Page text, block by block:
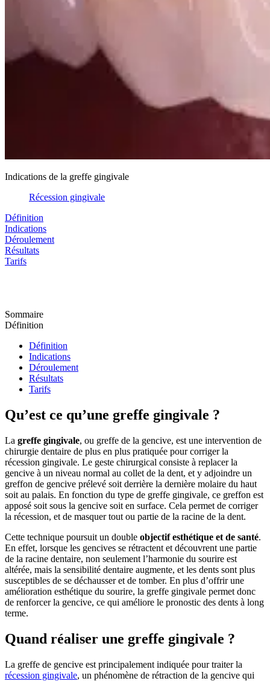
Indications de la greffe gingivale
Récession gingivale
Définition
Indications
Déroulement
Résultats
Tarifs
Sommaire
Définition
Définition
Indications
Déroulement
Résultats
Tarifs
Qu’est ce qu’une greffe gingivale ?
La greffe gingivale, ou greffe de la gencive, est une intervention de
chirurgie dentaire de plus en plus pratiquée pour corriger la
récession gingivale. Le geste chirurgical consiste à replacer la
gencive à un niveau normal au collet de la dent, et y adjoindre un
greffon de gencive prélevé soit derrière la dernière molaire du haut
soit au palais. En fonction du type de greffe gingivale, ce greffon est
apposé soit sous la gencive soit en surface. Cela permet de corriger
la récession, et de masquer tout ou partie de la racine de la dent.
Cette technique poursuit un double objectif esthétique et de santé.
En effet, lorsque les gencives se rétractent et découvrent une partie
de la racine dentaire, non seulement l’harmonie du sourire est
altérée, mais la sensibilité dentaire augmente, et les dents sont plus
susceptibles de se déchausser et de tomber. En plus d’offrir une
amélioration esthétique du sourire, la greffe gingivale permet donc
de renforcer la gencive, ce qui améliore le pronostic des dents à long
terme.
Quand réaliser une greffe gingivale ?
La greffe de gencive est principalement indiquée pour traiter la
récession gingivale, un phénomène de rétraction de la gencive qui